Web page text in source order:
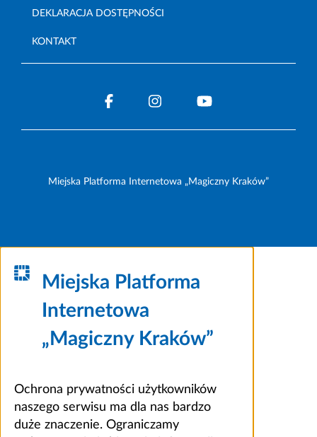
DEKLARACJA DOSTĘPNOŚCI
KONTAKT
Miejska Platforma Internetowa „Magiczny Kraków”
Miejska Platforma
Internetowa
„Magiczny Kraków”
Ochrona prywatności użytkowników
naszego serwisu ma dla nas bardzo
duże znaczenie. Ograniczamy